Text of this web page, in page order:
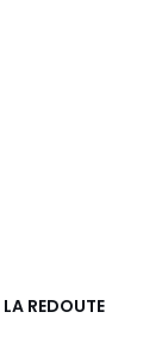
LA REDOUTE